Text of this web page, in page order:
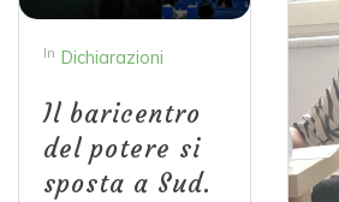
In Dichiarazioni
Il baricentro
del potere si
sposta a Sud.